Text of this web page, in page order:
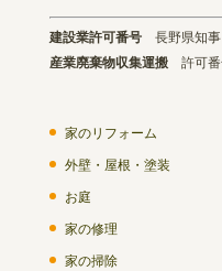
建設業許可番号 長野県知
産業廃棄物収集運搬 許可
家のリフォーム
外壁・屋根・塗装
お庭
家の修理
家の掃除